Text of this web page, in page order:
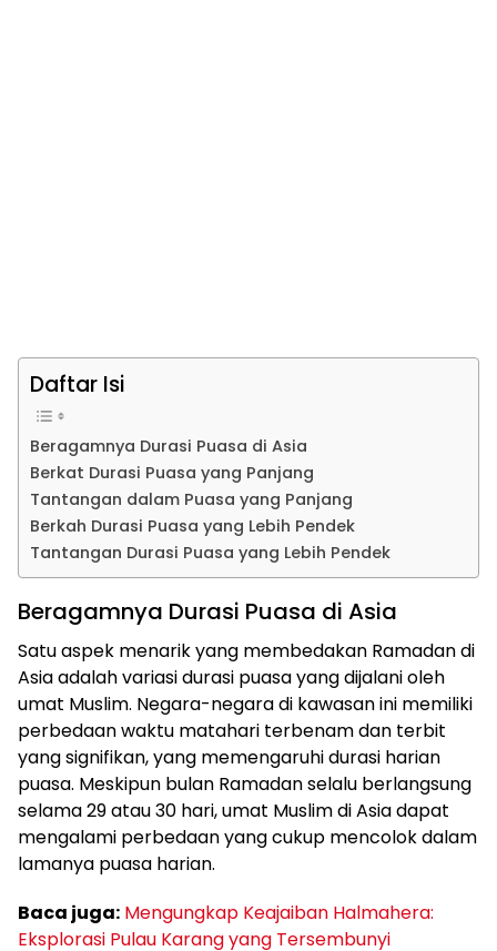
Daftar Isi
Beragamnya Durasi Puasa di Asia
Berkat Durasi Puasa yang Panjang
Tantangan dalam Puasa yang Panjang
Berkah Durasi Puasa yang Lebih Pendek
Tantangan Durasi Puasa yang Lebih Pendek
Beragamnya Durasi Puasa di Asia
Satu aspek menarik yang membedakan Ramadan di
Asia adalah variasi durasi puasa yang dijalani oleh
umat Muslim. Negara-negara di kawasan ini memiliki
perbedaan waktu matahari terbenam dan terbit
yang signifikan, yang memengaruhi durasi harian
puasa. Meskipun bulan Ramadan selalu berlangsung
selama 29 atau 30 hari, umat Muslim di Asia dapat
mengalami perbedaan yang cukup mencolok dalam
lamanya puasa harian.
Baca juga: Mengungkap Keajaiban Halmahera:
Eksplorasi Pulau Karang yang Tersembunyi